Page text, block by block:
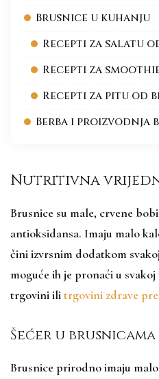
Brusnice u kuhanju
Recepti za salatu
Recepti za
Recepti za pitu od
Berba i proizvodnja
Nutritivna
Brusnice su male, crvene
antioksidansa. Imaju malo
čini izvrsnim dodatkom
moguće ih je pronaći u
trgovini ilitrgovini zdrave
Šećer u brusnicama
Brusnice prirodno imaju malo